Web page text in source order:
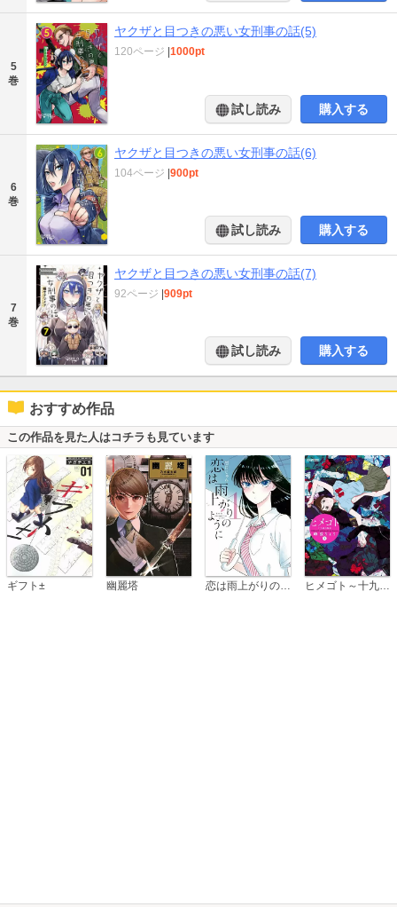
5
巻
ヤクザと目つきの悪い女刑事の話(5)
120ページ |1000pt
試し読み 購入する
6
巻
ヤクザと目つきの悪い女刑事の話(6)
104ページ |900pt
試し読み 購入する
7
巻
ヤクザと目つきの悪い女刑事の話(7)
92ページ |909pt
試し読み 購入する
おすすめ作品
この作品を見た人はコチラも見ています
ギフト± 幽麗塔 ヒメゴト～十九歳の制服～